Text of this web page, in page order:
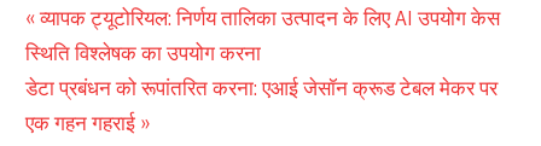
पोस्ट
नेविगेशन
Previous
Post:
व्यापक ट्यूटोरियल: निर्णय तालिका उत्पादन के लिए AI उपयोग केस
स्थिति विश्लेषक का उपयोग करना
Next
Post:
डेटा प्रबंधन को रूपांतरित करना: एआई जेसॉन क्रूड टेबल मेकर पर
एक गहन गहराई